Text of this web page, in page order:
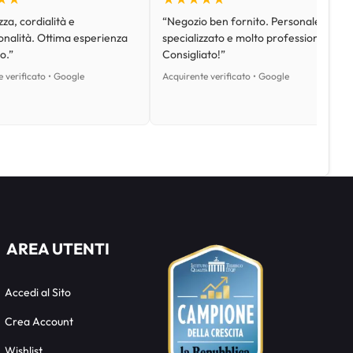
cordialità e
Ottima esperienza
verificato • Google
“Negozio ben fornito. Personale
specializzato e molto professionale.
Consigliato!”
Acquirente verificato • Google
AREA UTENTI
Accedi al Sito
Crea Account